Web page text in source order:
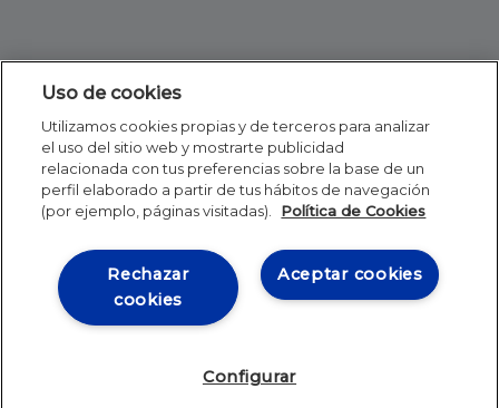
Uso de cookies
Utilizamos cookies propias y de terceros para analizar
el uso del sitio web y mostrarte publicidad
relacionada con tus preferencias sobre la base de un
perfil elaborado a partir de tus hábitos de navegación
(por ejemplo, páginas visitadas).
Política de Cookies
Aceptar cookies
Rechazar
cookies
Configurar